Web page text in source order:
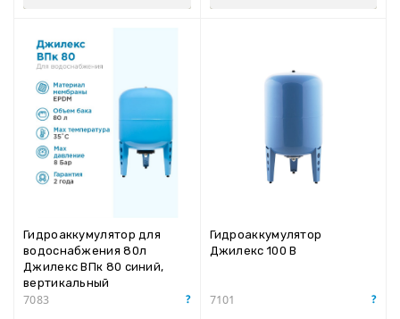
Гидроаккумулятор для
водоснабжения 80л
Джилекс ВПк 80 синий,
вертикальный
7083
Гидроаккумулятор
Джилекс 100 В
7101